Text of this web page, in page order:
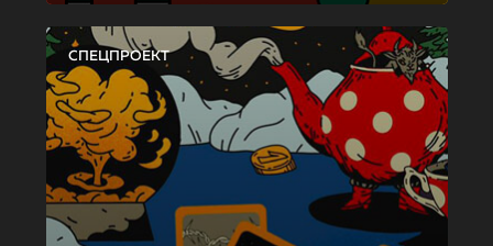
СПЕЦПРОЕКТ